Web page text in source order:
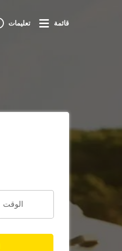
تعليمات قائمة